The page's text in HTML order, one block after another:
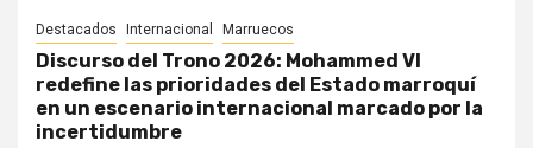
Destacados Internacional Marruecos
Discurso del Trono 2026: Mohammed VI
redefine las prioridades del Estado marroquí
en un escenario internacional marcado por la
incertidumbre